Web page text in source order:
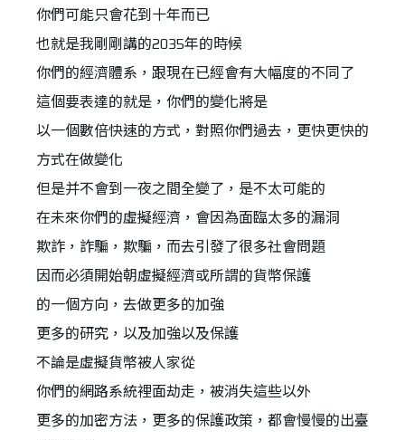
你們可能只會花到十年而已
也就是我剛剛講的2035年的時候
你們的經濟體系，跟現在已經會有大幅度的不同了
這個要表達的就是，你們的變化將是
以一個數倍快速的方式，對照你們過去，更快更快的
方式在做變化
但是并不會到一夜之間全變了，是不太可能的
在未來你們的虛擬經濟，會因為面臨太多的漏洞
欺詐，詐騙，欺騙，而去引發了很多社會問題
因而必須開始朝虛擬經濟或所謂的貨幣保護
的一個方向，去做更多的加強
更多的研究，以及加強以及保護
不論是虛擬貨幣被人家從
你們的網路系統裡面劫走，被消失這些以外
更多的加密方法，更多的保護政策，都會慢慢的出臺